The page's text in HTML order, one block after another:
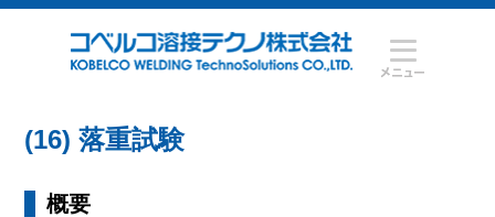
(16) 落重試験
概要